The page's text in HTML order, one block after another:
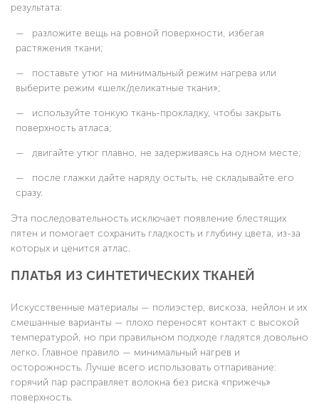
результата:
разложите вещь на ровной поверхности, избегая
растяжения ткани;
поставьте утюг на минимальный режим нагрева или
выберите режим «шелк/деликатные ткани»;
используйте тонкую ткань-прокладку, чтобы закрыть
поверхность атласа;
двигайте утюг плавно, не задерживаясь на одном месте;
после глажки дайте наряду остыть, не складывайте его
сразу.
Эта последовательность исключает появление блестящих
пятен и помогает сохранить гладкость и глубину цвета, из-за
которых и ценится атлас.
ПЛАТЬЯ ИЗ СИНТЕТИЧЕСКИХ ТКАНЕЙ
Искусственные материалы — полиэстер, вискоза, нейлон и их
смешанные варианты — плохо переносят контакт с высокой
температурой, но при правильном подходе гладятся довольно
легко. Главное правило — минимальный нагрев и
осторожность. Лучше всего использовать отпаривание:
горячий пар расправляет волокна без риска «прижечь»
поверхность.